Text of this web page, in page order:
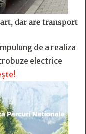
dar are transport
de a realiza
electrice